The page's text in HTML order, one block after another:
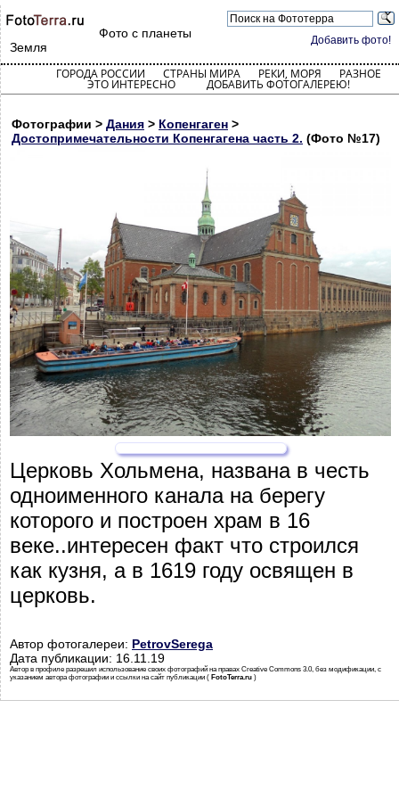
Добавить фото!
Фото с планеты
Земля
ГОРОДА РОССИИ СТРАНЫ МИРА РЕКИ, МОРЯ РАЗНОЕ
ЭТО ИНТЕРЕСНО ДОБАВИТЬ ФОТОГАЛЕРЕЮ!
Фотографии > Дания > Копенгаген >
Достопримечательности Копенгагена часть 2. (Фото №17)
Церковь Хольмена, названа в честь
одноименного канала на берегу
которого и построен храм в 16
веке..интересен факт что строился
как кузня, а в 1619 году освящен в
церковь.
Автор фотогалереи: PetrovSerega
Дата публикации: 16.11.19
Автор в профиле разрешил использование своих фотографий на правах Creative Commons 3.0, без модификации, с
указанием автора фотографии и ссылки на сайт публикации ( FotoTerra.ru )